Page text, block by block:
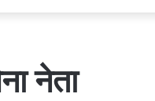
नेता